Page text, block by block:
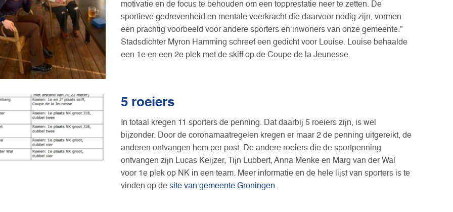
motivatie en de focus te behouden om een topprestatie neer te zetten. De
sportieve gedrevenheid en mentale veerkracht die daarvoor nodig zijn, vormen
een prachtig voorbeeld voor andere sporters en inwoners van onze gemeente.”
Stadsdichter Myron Hamming schreef een gedicht voor Louise. Louise behaalde
een 1e en een 2e plek met de skiff op de Coupe de la Jeunesse.
5 roeiers
In totaal kregen 11 sporters de penning. Dat daarbij 5 roeiers zijn, is wel
bijzonder. Door de coronamaatregelen kregen er maar 2 de penning uitgereikt, de
anderen ontvangen hem per post. De andere roeiers die de sportpenning
ontvangen zijn Lucas Keijzer, Tijn Lubbert, Anna Menke en Marg van der Wal
voor 1e plek op NK in een team. Meer informatie en de hele lijst van sporters is te
vinden op de site van gemeente Groningen.